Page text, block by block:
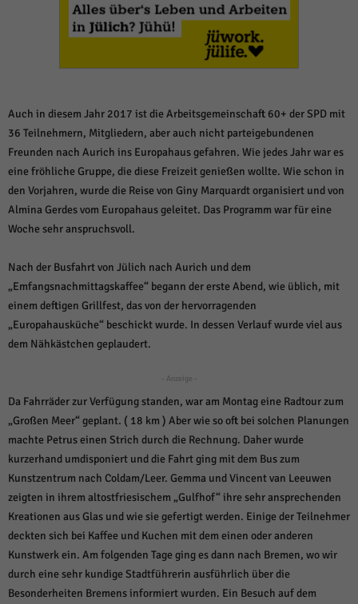
Auch in diesem Jahr 2017 ist die Arbeitsgemeinschaft 60+ der SPD mit
36 Teilnehmern, Mitgliedern, aber auch nicht parteigebundenen
Freunden nach Aurich ins Europahaus gefahren. Wie jedes Jahr war es
eine fröhliche Gruppe, die diese Freizeit genießen wollte. Wie schon in
den Vorjahren, wurde die Reise von Giny Marquardt organisiert und von
Almina Gerdes vom Europahaus geleitet. Das Programm war für eine
Woche sehr anspruchsvoll.
Nach der Busfahrt von Jülich nach Aurich und dem
„Emfangsnachmittagskaffee“ begann der erste Abend, wie üblich, mit
einem deftigen Grillfest, das von der hervorragenden
„Europahausküche“ beschickt wurde. In dessen Verlauf wurde viel aus
dem Nähkästchen geplaudert.
- Anzeige -
Da Fahrräder zur Verfügung standen, war am Montag eine Radtour zum
„Großen Meer“ geplant. ( 18 km ) Aber wie so oft bei solchen Planungen
machte Petrus einen Strich durch die Rechnung. Daher wurde
kurzerhand umdisponiert und die Fahrt ging mit dem Bus zum
Kunstzentrum nach Coldam/Leer. Gemma und Vincent van Leeuwen
zeigten in ihrem altostfriesischem „Gulfhof“ ihre sehr ansprechenden
Kreationen aus Glas und wie sie gefertigt werden. Einige der Teilnehmer
deckten sich bei Kaffee und Kuchen mit dem einen oder anderen
Kunstwerk ein. Am folgenden Tage ging es dann nach Bremen, wo wir
durch eine sehr kundige Stadtführerin ausführlich über die
Besonderheiten Bremens informiert wurden. Ein Besuch auf dem
Speichern und weiter
Essenziell (1)
Essenzielle Cookies ermöglichen grundlegende Funktionen und sind für die
einwandfreie Funktion der Website erforderlich.
Cookie-Informationen anzeigen
Statistiken (1)
Statistik Cookies erfassen Informationen anonym. Diese Informationen helfen
Cookie-Informationen anzeigen
Marketing (1)
Marketing-Cookies werden von Drittanbietern oder Publishern verwendet,
um personalisierte Werbung anzuzeigen. Sie tun dies, indem sie Besucher
Cookie-Informationen anzeigen
Externe Medien (6)
Inhalte von Videoplattformen und Social-Media-Plattformen werden
standardmäßig blockiert. Wenn Cookies von externen Medien akzeptiert
werden, bedarf der Zugriff auf diese Inhalte keiner manuellen Einwilligung
mehr.
Cookie-Informationen anzeigen
powered by Borlabs Cookie Datenschutzerklärung